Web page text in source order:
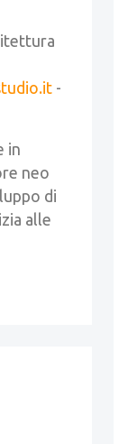
-
in
neo
di
alle